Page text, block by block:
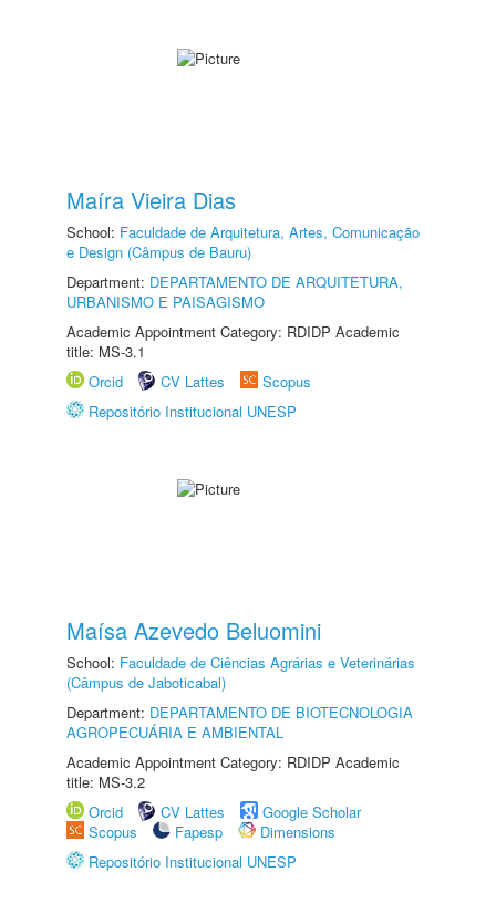
Maíra Vieira Dias
School: Faculdade de Arquitetura, Artes, Comunicação
e Design (Câmpus de Bauru)
Department: DEPARTAMENTO DE ARQUITETURA,
URBANISMO E PAISAGISMO
Academic Appointment Category: RDIDP Academic
title: MS-3.1
Orcid
CV Lattes
Scopus
Repositório Institucional UNESP
Maísa Azevedo Beluomini
School: Faculdade de Ciências Agrárias e Veterinárias
(Câmpus de Jaboticabal)
Department: DEPARTAMENTO DE BIOTECNOLOGIA
AGROPECUÁRIA E AMBIENTAL
Academic Appointment Category: RDIDP Academic
title: MS-3.2
Orcid
CV Lattes
Google Scholar
Scopus
Fapesp
Dimensions
Repositório Institucional UNESP